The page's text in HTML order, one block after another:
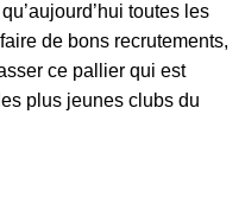
toutes les
de bons recrutements,
ce pallier qui est
plus jeunes clubs du